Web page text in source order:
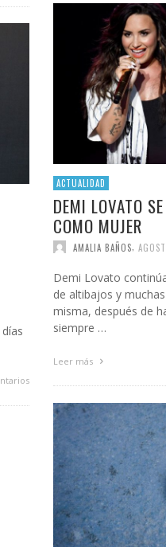
ACTUALIDAD
DEMI LOVATO
COMO MUJER
AMALIA BAÑOS
Demi Lovato
de altibajos y
misma, después de
siempre …
Leer más